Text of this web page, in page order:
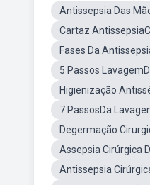
Antissepsia Das
Cartaz
Fases Da
5 Passos
Higienização
7 PassosDa
Degermação
Assepsia Cirúrgica
Antissepsia